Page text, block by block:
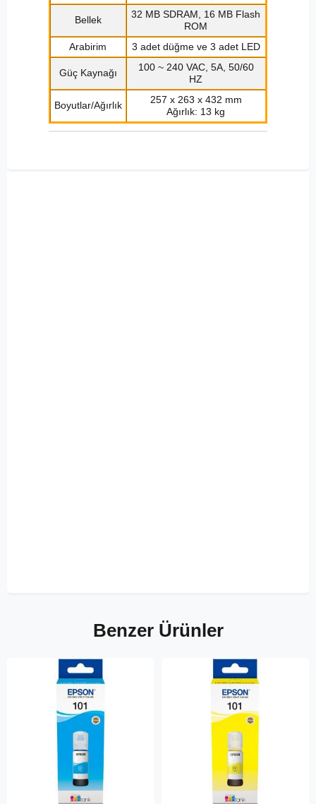
Bellek
32 MB SDRAM, 16 MB Flash
ROM
Arabirim
3 adet düğme ve 3 adet LED
Güç Kaynağı
100 ~ 240 VAC, 5A, 50/60
HZ
Boyutlar/Ağırlık
257 x 263 x 432 mm
Ağırlık: 13 kg
Benzer Ürünler